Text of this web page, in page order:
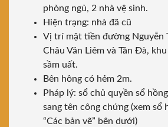
phòng ngủ, 2 nhà vệ sinh.
Hiện trạng: nhà đã cũ
Vị trí mặt tiền đường Nguyễn
Châu Văn Liêm và Tản Đà,
sầm uất.
Bên hông có hẻm 2m.
Pháp lý: sổ chủ quyền sổ
sang tên công chứng (xem sổ
“Các bản vẽ” bên dưới)